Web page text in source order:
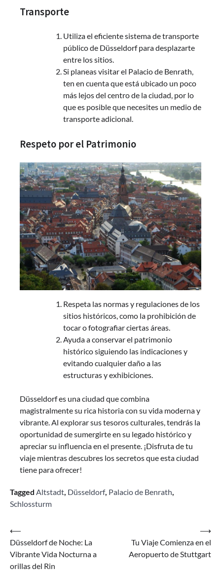
Transporte
Utiliza el eficiente sistema de transporte
público de Düsseldorf para desplazarte
entre los sitios.
Si planeas visitar el Palacio de Benrath,
ten en cuenta que está ubicado un poco
más lejos del centro de la ciudad, por lo
que es posible que necesites un medio de
transporte adicional.
Respeto por el Patrimonio
Respeta las normas y regulaciones de los
sitios históricos, como la prohibición de
tocar o fotografiar ciertas áreas.
Ayuda a conservar el patrimonio
histórico siguiendo las indicaciones y
evitando cualquier daño a las
estructuras y exhibiciones.
Düsseldorf es una ciudad que combina
magistralmente su rica historia con su vida moderna y
vibrante. Al explorar sus tesoros culturales, tendrás la
oportunidad de sumergirte en su legado histórico y
apreciar su influencia en el presente. ¡Disfruta de tu
viaje mientras descubres los secretos que esta ciudad
tiene para ofrecer!
Tagged Altstadt Düsseldorf, Palacio de Benrath
Schlossturm
Navegación
de
entradas
⟵
Düsseldorf de Noche: La
Vibrante Vida Nocturna a
orillas del Rin
Tu Viaje Comienza en el
Aeropuerto de Stuttgart
⟶